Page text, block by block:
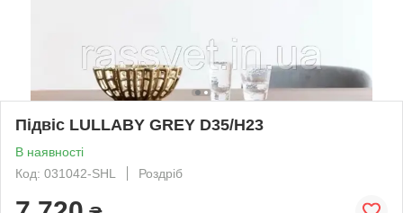
Підвіс LULLABY GREY D35/H23
В наявності
Код: 031042-SHL
Роздріб